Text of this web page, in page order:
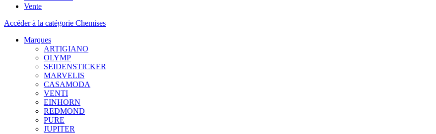
Vente
Accéder à la catégorie Chemises
Marques
ARTIGIANO
OLYMP
SEIDENSTICKER
MARVELIS
CASAMODA
VENTI
EINHORN
REDMOND
PURE
JUPITER